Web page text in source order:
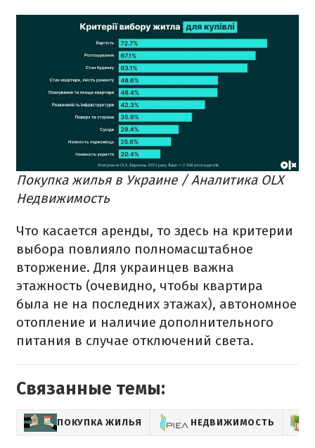
Покупка жилья в Украине / Аналитика OLX
Недвижимость
Что касается аренды, то здесь на критерии
выбора повлияло полномасштабное
вторжение. Для украинцев важна
этажность (очевидно, чтобы квартира
была не на последних этажах), автономное
отопление и наличие дополнительного
питания в случае отключений света.
Связанные темы:
ПОКУПКА ЖИЛЬЯ НЕДВИЖИМОСТЬ